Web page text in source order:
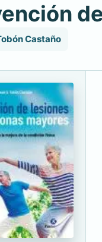
Castaño